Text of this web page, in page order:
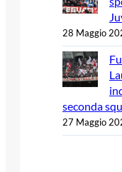
28 Maggio
seconda
27 Maggio